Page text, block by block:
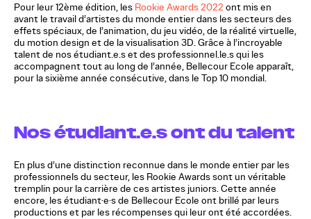
Pour leur 12ème édition, les Rookie Awards 2022 ont mis en
avant le travail d’artistes du monde entier dans les secteurs des
effets spéciaux, de l’animation, du jeu vidéo, de la réalité virtuelle,
du motion design et de la visualisation 3D. Grâce à l’incroyable
talent de nos étudiant.e.s et des professionnel.le.s qui les
accompagnent tout au long de l’année, Bellecour Ecole apparaît,
pour la sixième année consécutive, dans le Top 10 mondial.
Nos étudiant.e.s ont du talent
En plus d’une distinction reconnue dans le monde entier par les
professionnels du secteur, les Rookie Awards sont un véritable
tremplin pour la carrière de ces artistes juniors. Cette année
encore, les étudiant·e·s de Bellecour Ecole ont brillé par leurs
productions et par les récompenses qui leur ont été accordées.